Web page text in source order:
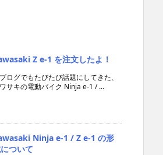
Z e-1 を注文したよ！
ログでもたびたび話題にしてきた、
サキの電動バイク Ninja e-1 / ...
Ninja e-1 / Z e-1 の形
ついて